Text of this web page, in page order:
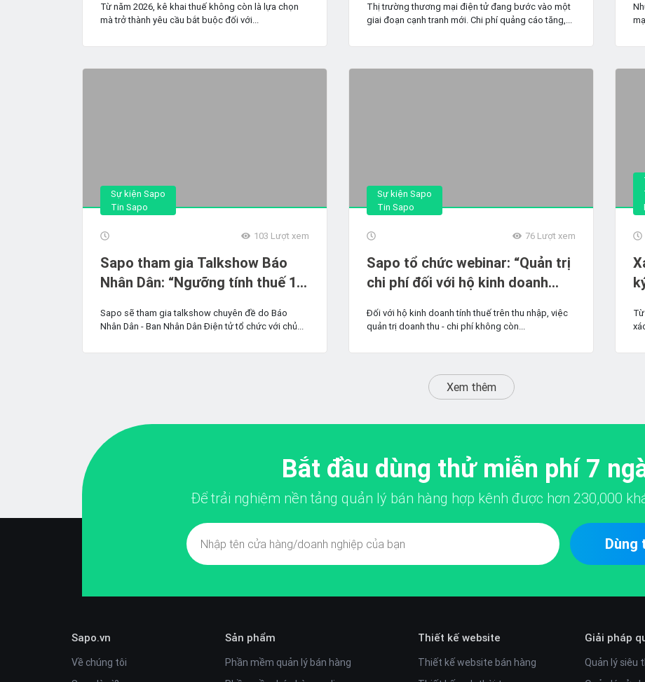
Sapo nhanh chóng, dễ dàng
Từ năm 2026, kê khai thuế không còn là lựa chọn
mà trở thành yêu cầu bắt buộc đối với...
Thay đổi hay bị bỏ lại?
Thị trường thương mại điện tử đang bước vào một
giai đoạn cạnh tranh mới. Chi phí quảng cáo tăng,...
Sự kiện Sapo
Tin Sapo
103 Lượt xem
Sapo tham gia Talkshow Báo
Nhân Dân: “Ngưỡng tính thuế 1
những vấn đề đặt ra đối với hộ
Sapo sẽ tham gia talkshow chuyên đề do Báo
Nhân Dân - Ban Nhân Dân Điện tử tổ chức với chủ...
Sự kiện Sapo
Tin Sapo
76Lượt xem
Sapo tổ chức webinar: “Quản trị
chi phí đối với hộ kinh doanh
Đối với hộ kinh doanh tính thuế trên thu nhập, việc
quản trị doanh thu - chi phí không còn...
Xem thêm
Bắt đầu dùng thử miễn phí 7
Để trải nghiệm nền tảng quản lý bán hàng hợp kênh được hơn 230,000
Dùng
Sapo.vn
Về chúng tôi
Sản phẩm
Phần mềm quản lý bán hàng
Thiết kế website
Thiết kế website bán hàng
Giải pháp
Quản lý siêu